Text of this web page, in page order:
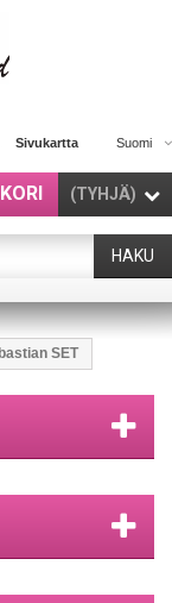
Suomi
Sivukartta
(TYHJÄ)
HAKU
SET